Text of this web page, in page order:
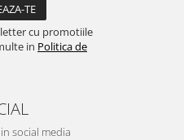
cu promotiile
in Politica de
social media